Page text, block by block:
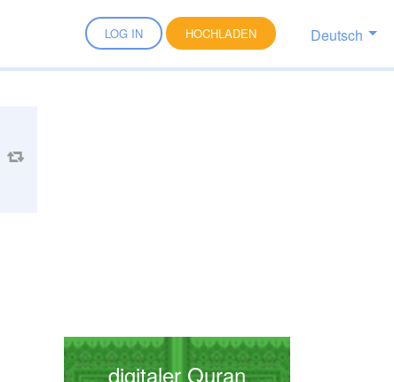
LOG IN HOCHLADEN Deutsch
digitaler Quran